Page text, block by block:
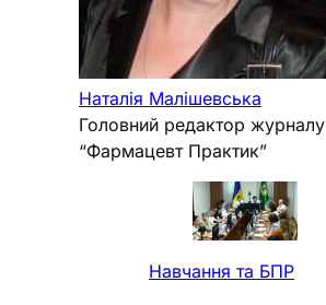
Наталія Малішевська
Головний редактор журналу
“Фармацевт Практик”
Навчання та БПР